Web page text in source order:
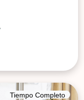
Tiempo Completo